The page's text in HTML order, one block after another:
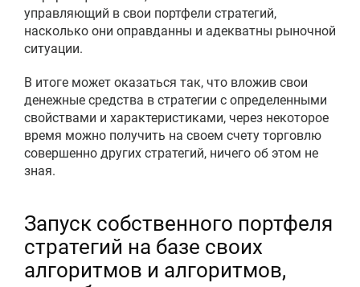
управляющий в свои портфели стратегий,
насколько они оправданны и адекватны рыночной
ситуации.
В итоге может оказаться так, что вложив свои
денежные средства в стратегии с определенными
свойствами и характеристиками, через некоторое
время можно получить на своем счету торговлю
совершенно других стратегий, ничего об этом не
зная.
Запуск собственного портфеля
стратегий на базе своих
алгоритмов и алгоритмов,